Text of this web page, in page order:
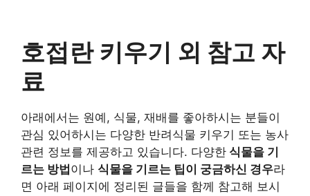
호접란 키우기 외 참고 자
료
아래에서는 원예, 식물, 재배를 좋아하시는 분들이
관심 있어하시는 다양한 반려식물 키우기 또는 농사
관련 정보를 제공하고 있습니다. 다양한 식물을 기
르는 방법 이나 식물을 기르는 팁이 궁금하신 경우라
면 아래 페이지에 정리된 글들을 함께 참고해 보시